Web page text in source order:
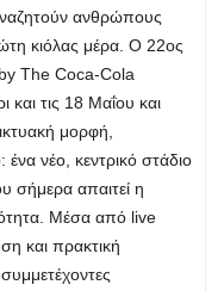
αναζητούν ανθρώπους
κιόλας μέρα. Ο 22ος
The Coca-Cola
και τις 18 Μαΐου και
μορφή,
νέο, κεντρικό στάδιο
σήμερα απαιτεί η
Μέσα από live
και πρακτική